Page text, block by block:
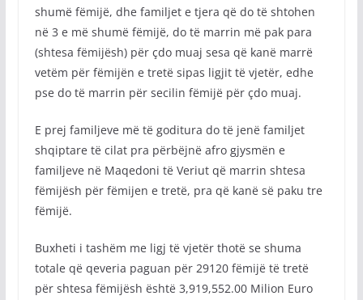
shumë fëmijë, dhe familjet e tjera që do të shtohen
në 3 e më shumë fëmijë, do të marrin më pak para
(shtesa fëmijësh) për çdo muaj sesa që kanë marrë
vetëm për fëmijën e tretë sipas ligjit të vjetër, edhe
pse do të marrin për secilin fëmijë për çdo muaj.
E prej familjeve më të goditura do të jenë familjet
shqiptare të cilat pra përbëjnë afro gjysmën e
familjeve në Maqedoni të Veriut që marrin shtesa
fëmijësh për fëmijen e tretë, pra që kanë së paku tre
fëmijë.
Buxheti i tashëm me ligj të vjetër thotë se shuma
totale që qeveria paguan për 29120 fëmijë të tretë
për shtesa fëmijësh është 3,919,552.00 Milion Euro